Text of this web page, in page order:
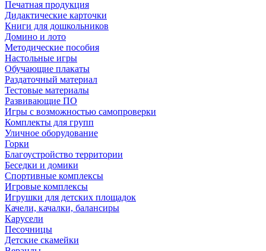
Печатная продукция
Дидактические карточки
Книги для дошкольников
Домино и лото
Методические пособия
Настольные игры
Обучающие плакаты
Раздаточный материал
Тестовые материалы
Развивающие ПО
Игры с возможностью самопроверки
Комплекты для групп
Уличное оборудование
Горки
Благоустройство территории
Беседки и домики
Спортивные комплексы
Игровые комплексы
Игрушки для детских площадок
Качели, качалки, балансиры
Карусели
Песочницы
Детские скамейки